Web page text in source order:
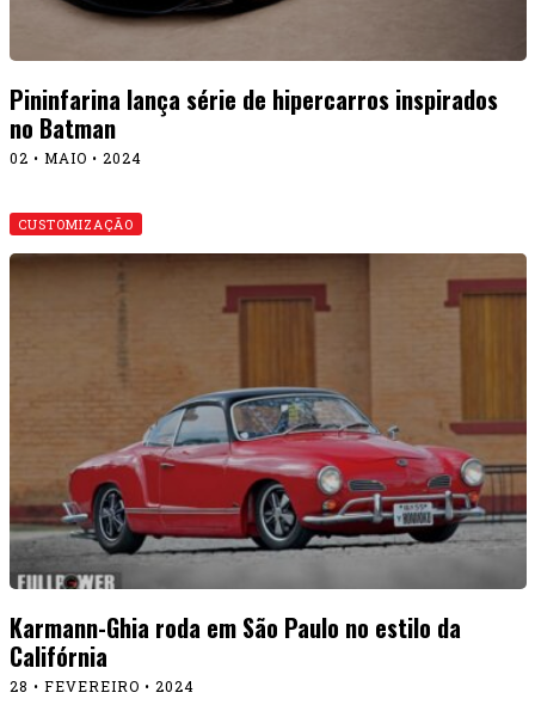
Pininfarina lança série de hipercarros inspirados
no Batman
02 • MAIO • 2024
CUSTOMIZAÇÃO
Karmann-Ghia roda em São Paulo no estilo da
Califórnia
28 • FEVEREIRO • 2024